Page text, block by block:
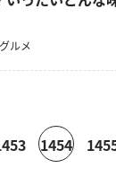
ルメ
1454